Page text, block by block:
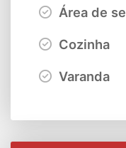
Área de
Cozinha
Varanda